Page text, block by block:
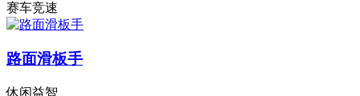
赛车竞速
路面滑板手
休闲益智